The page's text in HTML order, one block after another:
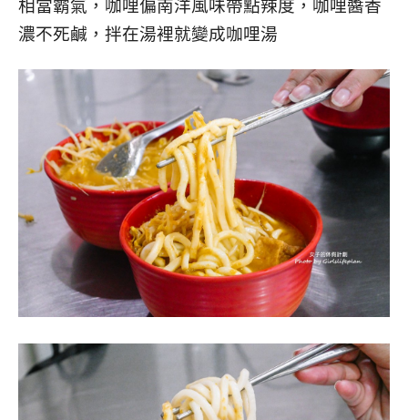
相當霸氣，咖哩偏南洋風味帶點辣度，咖哩醬香
濃不死鹹，拌在湯裡就變成咖哩湯